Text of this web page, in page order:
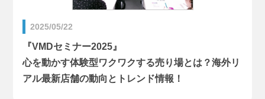
2025/05/22
『VMDセミナー2025』
心を動かす体験型ワクワクする売り場とは？海外リ
アル最新店舗の動向とトレンド情報！